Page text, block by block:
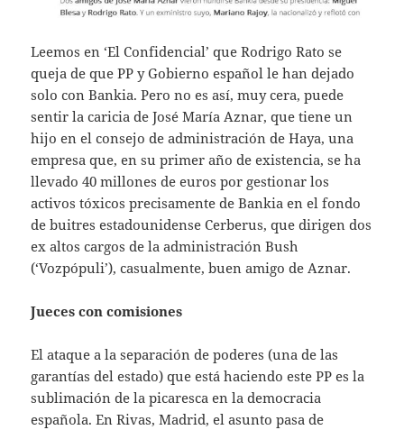
Leemos en ‘El Confidencial’ que Rodrigo Rato se
queja de que PP y Gobierno español le han dejado
solo con Bankia. Pero no es así, muy cera, puede
sentir la caricia de José María Aznar, que tiene un
hijo en el consejo de administración de Haya, una
empresa que, en su primer año de existencia, se ha
llevado 40 millones de euros por gestionar los
activos tóxicos precisamente de Bankia en el fondo
de buitres estadounidense Cerberus, que dirigen dos
ex altos cargos de la administración Bush
(‘Vozpópuli’), casualmente, buen amigo de Aznar.
Jueces con comisiones
El ataque a la separación de poderes (una de las
garantías del estado) que está haciendo este PP es la
sublimación de la picaresca en la democracia
española. En Rivas, Madrid, el asunto pasa de